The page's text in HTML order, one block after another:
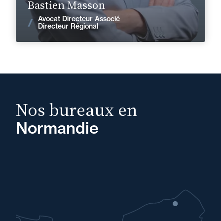
Bastien Masson
Avocat Directeur Associé
Directeur RégionalVoir les actualités
Nos bureaux en
Normandie